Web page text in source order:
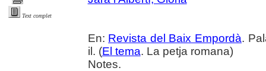
Text complet
En: Revista del Baix Empordà.
il. (El tema. La petja romana)
Notes.